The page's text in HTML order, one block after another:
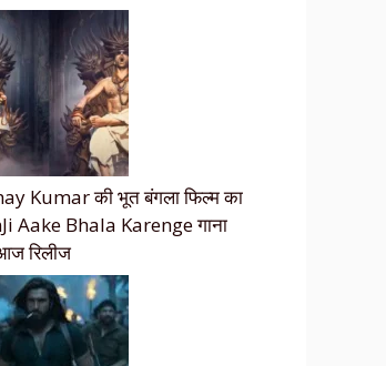
Kumar की भूत बंगला फिल्म का
Aake Bhala Karenge गाना
रिलीज